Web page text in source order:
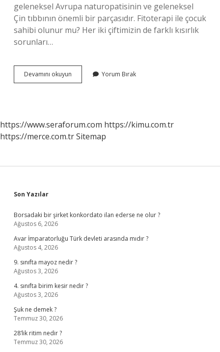
geleneksel Avrupa naturopatisinin ve geleneksel
Çin tıbbının önemli bir parçasıdır. Fitoterapi ile çocuk
sahibi olunur mu? Her iki çiftimizin de farklı kısırlık
sorunları…
Devamını okuyun Fitoterapi
Gerçekten
Yorum Bırak
https://www.seraforum.com https://kimu.com.tr
https://merce.com.trSitemap
Sidebar
Son Yazılar
Borsadaki bir şirket konkordato ilan ederse ne olur ?
Ağustos 6, 2026
Avar İmparatorluğu Türk devleti arasında mıdır ?
Ağustos 4, 2026
9. sınıfta mayoz nedir ?
Ağustos 3, 2026
4. sınıfta birim kesir nedir ?
Ağustos 3, 2026
Şuk ne demek ?
Temmuz 30, 2026
28’lik ritim nedir ?
Temmuz 30, 2026